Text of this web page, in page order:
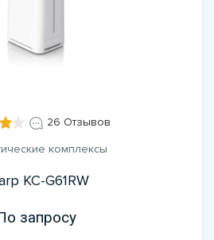
26 Отзывов
комплексы
KC-G61RW
запросу